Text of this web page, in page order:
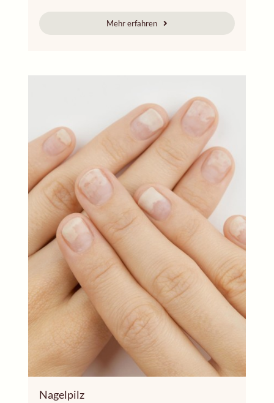
Mehr erfahren
Nagelpilz